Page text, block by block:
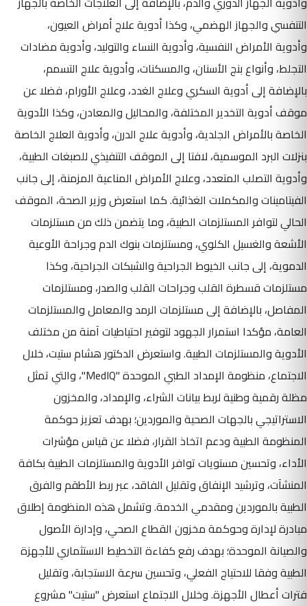
التنفسي والجهاز الهضمي، وكذا أدوية علاج أمراض العيون،
وأدوية الأمراض النفسية، وأدوية النساء والتوليد، وأدوية مضادات
التجلط، وأنواع بنج الأسنان، والمسكنات، وأدوية علاج التسمم،
بالإضافة إلى أدوية السكري وعلاج الغدد، وعلاج الأورام، فضلا عن
موقف أدوية التخدير المختلفة، والمحاليل والمعادن، وكذا الأدوية
الخاصة بالأمراض الجلدية، وأدوية علاج الدرن، وأدوية العلاج الخاصة
بنزلات البرد الموسمية، لافتا إلى الموقف التنفيذي للصبغات الطبية،
وأدوية التصلب المتعدد، وعلاج الأمراض المناعية المزمنة، إلى جانب
الفيتامينات والمكملات الغذائية. كما استعرض وزير الصحة، الموقف
الحالي لتوافر المستلزمات الطبية، وما يتضمن ذلك من مستلزمات
الأشعة والغسيل الكلوي، ومستلزمات بنوك الدم وجراحة الأوعية
الدموية، إلى جانب الخيوط الجراحية والشبكات الجراحية، وكذا
مستلزمات قسطرة القلب وجراحات القلب والصدر، ومستلزمات
المفاصل، بالإضافة إلى مستلزمات الرمد والمعامل والمستلزمات
العامة، مؤكدا استمرار الجهود لتوفير احتياطيات آمنة من مختلف
الأدوية والمستلزمات الطبية. واستعرض الدكتور هشام ستيت، خلال
الاجتماع، منظومة الإمداد الطبي الموحدة "MedIQ"، والتي تمثل
مظلة رقمية وطنية لربط بيانات الشراء، والإمداد، والمخزون
الاستراتيجي بالجهات الصحية والموردين؛ بهدف تعزيز حوكمة
المنظومة الطبية ودعم اتخاذ القرار، فضلا عن قياس مؤشرات
الأداء، وتحسين مستويات توافر الأدوية والمستلزمات الطبية بكافة
المنشآت، وترشيد الإنفاق وتقليل الفاقد، عبر ربط الأطقم والفرق
الطبية بالموردين ومقدمي الخدمة. وتشمل هذه المنظومة إطلاق
مبادرة لإدارة وحوكمة مخزون القطاع الصحي، وإدارة الأصول
والصيانة الموحدة؛ بهدف رفع كفاءة التخطيط الاستثماري للأجهزة
الطبية وفقا للاحتياج الفعلي، وتحسين سرعة الاستجابة، وتقليل
فترات أعطال الأجهزة. وخلال الاجتماع استعرض "ستيت" مشروع